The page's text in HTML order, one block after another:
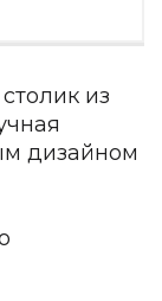
из
дизайном